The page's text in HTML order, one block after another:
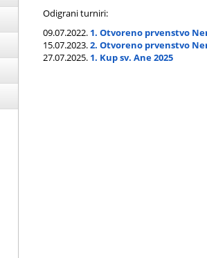
Odigrani turniri:
09.07.2022. 1. Otvoreno prvenstvo
15.07.2023.2. Otvoreno prvenstvo
27.07.2025. 1. Kup sv. Ane 2025